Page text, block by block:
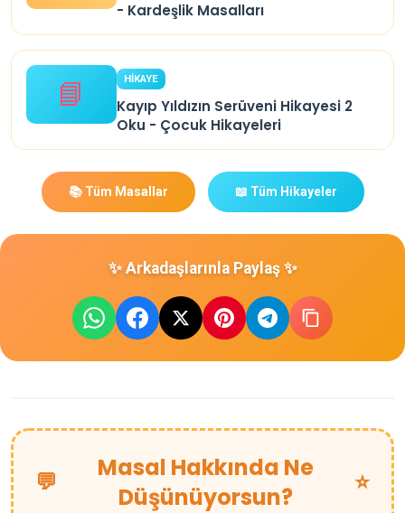
- Kardeşlik Masalları
📘 HİKAYE
Kayıp Yıldızın Serüveni Hikayesi 2
Oku - Çocuk Hikayeleri
📚 Tüm Masallar 📖 Tüm Hikayeler
✨ Arkadaşlarınla Paylaş ✨
💬
Masal Hakkında Ne
Düşünüyorsun?
⭐